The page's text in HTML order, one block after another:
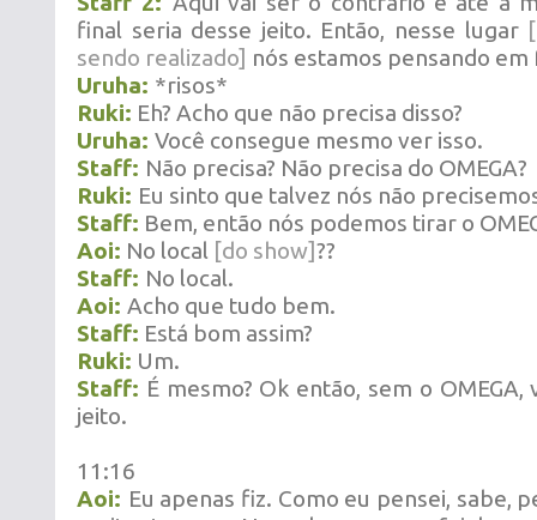
final seria desse jeito. Então, nesse lugar
sendo realizado] nós estamos pensando em
Uruha: *risos*
Ruki: Eh? Acho que não precisa disso?
Uruha: Você consegue mesmo ver isso.
Staff: Não precisa? Não precisa do OMEGA?
Ruki: Eu sinto que talvez nós não
Staff: Bem, então nós podemos tirar o
Aoi: No local [do show]??
Staff: No local.
Aoi: Acho que tudo bem.
Staff: Está bom assim?
Ruki: Um.
Staff: É mesmo? Ok então, sem o
jeito.
11:16
Aoi: Eu apenas fiz. Como eu pensei, sabe,